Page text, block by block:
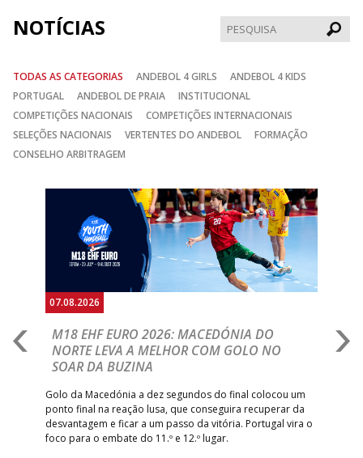
NOTÍCIAS
TODAS AS CATEGORIAS ANDEBOL 4 GIRLS
ANDEBOL 4 KIDS
PORTUGAL
ANDEBOL DE PRAIA
INSTITUCIONAL
COMPETIÇÕES NACIONAIS
COMPETIÇÕES INTERNACIONAIS
SELEÇÕES NACIONAIS
VERTENTES DO ANDEBOL
FORMAÇÃO
CONSELHO ARBITRAGEM
07.08.2026
M18 EHF EURO 2026: MACEDÓNIA DO
NORTE LEVA A MELHOR COM GOLO NO
SOAR DA BUZINA
Golo da Macedónia a dez segundos do final colocou um
ponto final na reação lusa, que conseguira recuperar da
desvantagem e ficar a um passo da vitória. Portugal vira o
foco para o embate do 11.º e 12.º lugar.